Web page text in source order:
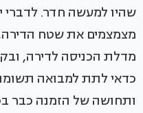
שהיו למעשה חדר. לדברי
מצמצמים את שטח
מדלת הכניסה לדירה,
כדאי לתת למבואה
ותחושה של הזמנה כבר